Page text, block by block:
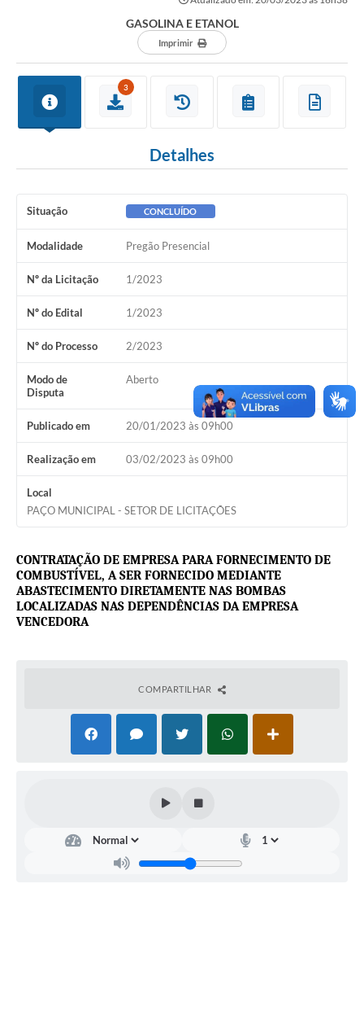
GASOLINA E ETANOL
Imprimir
3
Detalhes
Situação CONCLUÍDO
Modalidade Pregão Presencial
Nº da Licitação 1/2023
Nº do Edital 1/2023
Nº do Processo 2/2023
Modo de
Disputa
Aberto
Publicado em 20/01/2023 às 09h00
Realização em 03/02/2023 às 09h00
Local
PAÇO MUNICIPAL - SETOR DE LICITAÇÕES
CONTRATAÇÃO DE EMPRESA PARA FORNECIMENTO DE
COMBUSTÍVEL, A SER FORNECIDO MEDIANTE
ABASTECIMENTO DIRETAMENTE NAS BOMBAS
LOCALIZADAS NAS DEPENDÊNCIAS DA EMPRESA
VENCEDORA
COMPARTILHAR